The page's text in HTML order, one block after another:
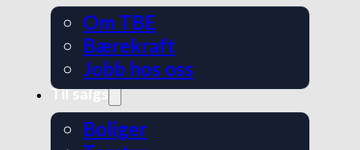
Om TBE
Bærekraft
Jobb hos oss
Til salgs
Boliger